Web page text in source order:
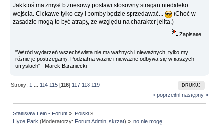
Jak ktoś ma zmysł biznesowy postawi stosowny stragan niedaleko
wejścia. Ciekawe tylko czy i bomby będzie sprzedawać...
(Choć w
zasadzie mogą to być atrapy, ze względu na charakter jelita.)
Zapisane
"Wśród wydarzeń wszechświata nie ma ważnych i nieważnych, tylko my
różnie je postrzegamy. Podział na ważne i nieważne odbywa się w naszych
umysłach" - Marek Baraniecki
DRUKUJ
Strony: 1 ... 114 115 [116] 117 118 119
« poprzedni następny »
Stanisław Lem - Forum » Polski»
Hyde Park (Moderatorzy: Forum Admin ,skrzat) » no nie mogę...